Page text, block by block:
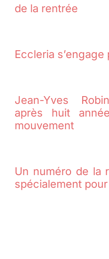
de la rentrée
Eccleria
Jean-Yves
après huit
mouvement
Un numéro de la
spécialement